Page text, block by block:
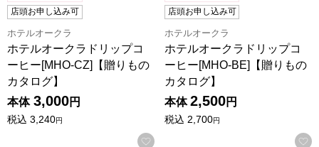
店頭お申し込み可
ホテルオークラ
ホテルオークラドリップコ
ーヒー[MHO-CZ]【贈りもの
カタログ】
本体 3,000円
税込 3,240円
お気に入りに登録する
店頭お申し込み可
ホテルオークラ
ホテルオークラドリップコ
ーヒー[MHO-BE]【贈りもの
カタログ】
本体 2,500円
税込 2,700円